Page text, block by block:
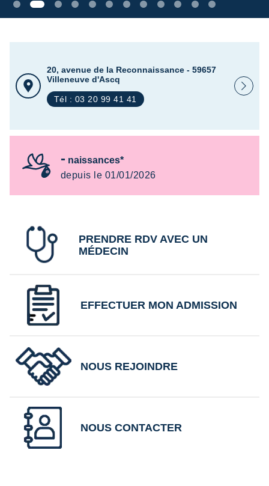
20, avenue de la Reconnaissance - 59657
Villeneuve d'Ascq
Tél : 03 20 99 41 41
- naissances*
depuis le 01/01/2026
PRENDRE RDV AVEC UN
MÉDECIN
EFFECTUER MON ADMISSION
NOUS REJOINDRE
NOUS CONTACTER